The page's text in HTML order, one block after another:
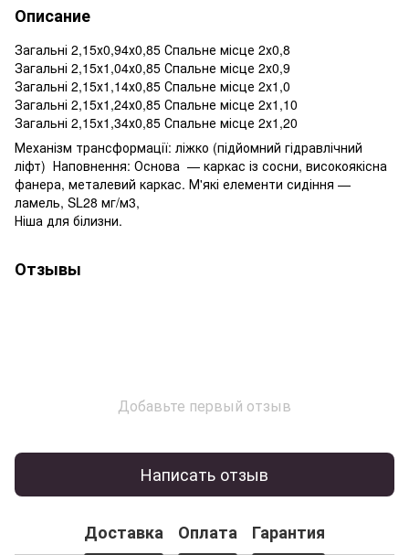
Описание
Загальні 2,15х0,94х0,85 Спальне місце 2х0,8
Загальні 2,15х1,04х0,85 Спальне місце 2х0,9
Загальні 2,15х1,14х0,85 Спальне місце 2х1,0
Загальні 2,15х1,24х0,85 Спальне місце 2х1,10
Загальні 2,15х1,34х0,85 Спальне місце 2х1,20
Механізм трансформації: ліжко (підйомний гідравлічний
ліфт) Наповнення: Основа — каркас із сосни, високоякісна
фанера, металевий каркас. М'які елементи сидіння —
ламель, SL28 мг/м3,
Ніша для білизни.
Отзывы
Добавьте первый отзыв
Написать отзыв
Доставка Оплата Гарантия